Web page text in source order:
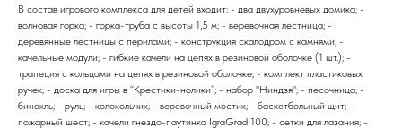
В состав игрового комплекса для детей входит: - два двухуровневых домика; -
волновая горка; - горка-труба с высоты 1,5 м; - веревочная лестница; -
деревянные лестницы с перилами; - конструкция скалодром с камнями; -
качельные модули; - гибкие качели на цепях в резиновой оболочке (1 шт.); -
трапеция с кольцами на цепях в резиновой оболочке; - комплект пластиковых
ручек; - доска для игры в “Крестики-нолики”; - набор "Ниндзя"; - песочница; -
бинокль; - руль; - колокольчик; - веревочный мостик; - баскетбольный щит; -
пожарный шест; - качели гнездо-паутинка IgraGrad 100; - сетки для лазания; -